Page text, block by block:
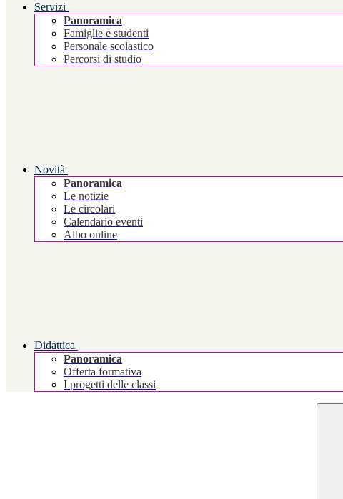
Servizi
Panoramica
Famiglie e studenti
Personale scolastico
Percorsi di studio
Novità
Panoramica
Le notizie
Le circolari
Calendario eventi
Albo online
Didattica
Panoramica
Offerta formativa
I progetti delle classi